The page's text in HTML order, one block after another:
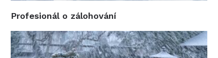
Profesionál o zálohování